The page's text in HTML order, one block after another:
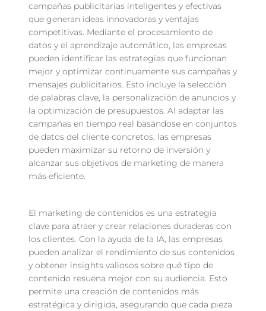
campañas publicitarias inteligentes y efectivas
que generan ideas innovadoras y ventajas
competitivas. Mediante el procesamiento de
datos y el aprendizaje automático, las empresas
pueden identificar las estrategias que funcionan
mejor y optimizar continuamente sus campañas y
mensajes publicitarios. Esto incluye la selección
de palabras clave, la personalización de anuncios y
la optimización de presupuestos. Al adaptar las
campañas en tiempo real basándose en conjuntos
de datos del cliente concretos, las empresas
pueden maximizar su retorno de inversión y
alcanzar sus objetivos de marketing de manera
más eficiente.
El marketing de contenidos es una estrategia
clave para atraer y crear relaciones duraderas con
los clientes. Con la ayuda de la IA, las empresas
pueden analizar el rendimiento de sus contenidos
y obtener insights valiosos sobre qué tipo de
contenido resuena mejor con su audiencia. Esto
permite una creación de contenidos más
estratégica y dirigida, asegurando que cada pieza